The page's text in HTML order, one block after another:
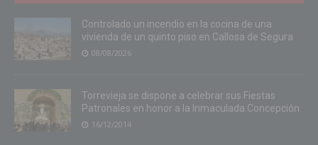
Controlado un incendio en la cocina de una
vivienda de un quinto piso en Callosa de Segura
08/08/2026
Torrevieja se dispone a celebrar sus Fiestas
Patronales en honor a la Inmaculada Concepción
16/12/2014